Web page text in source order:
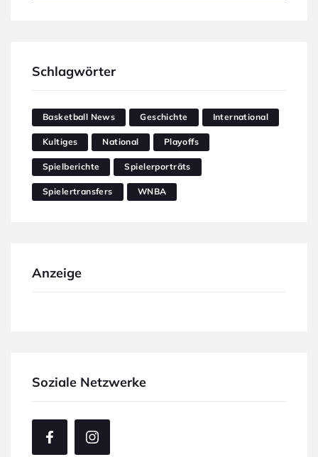
Schlagwörter
Basketball News Geschichte International
Kultiges National Playoffs
Spielberichte Spielerporträts
Spielertransfers WNBA
Anzeige
Soziale Netzwerke